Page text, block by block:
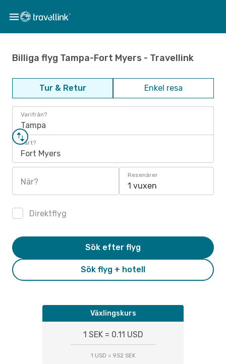
Billiga flyg Tampa-Fort Myers - Travellink
Tur & Retur Enkel resa
Varifrån?
Tampa
Vart?
Fort Myers
När?
Resenärer
1 vuxen
Direktflyg
Sök flyg + hotell
Sök efter flyg
Växlingskurs
1 SEK = 0.11 USD
1 USD = 9.52 SEK